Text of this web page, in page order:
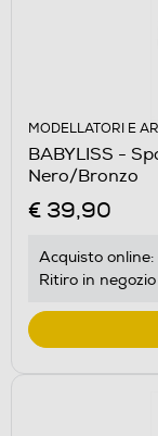
MODELLATORI E
BABYLISS -
Nero/Bronzo
€ 39,90
Acquisto online:
Ritiro in